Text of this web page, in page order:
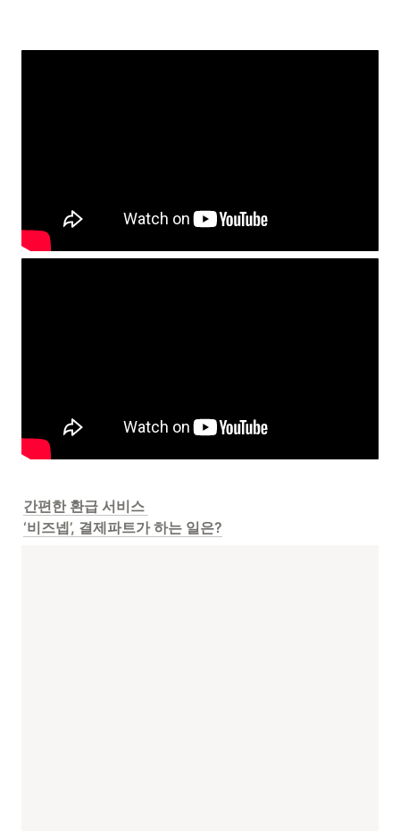
간편한 환급 서비스
‘비즈넵’, 결제파트가 하는 일은?